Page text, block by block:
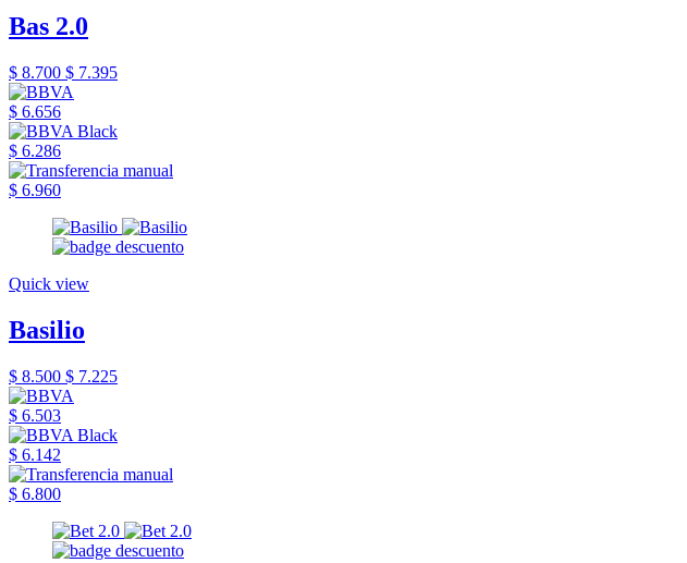
Bas 2.0
$ 8.700 $ 7.395
$ 6.656
$ 6.286
$ 6.960
Quick view
Basilio
$ 8.500 $ 7.225
$ 6.503
$ 6.142
$ 6.800